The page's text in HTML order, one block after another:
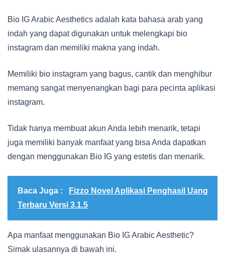
Bio IG Arabic Aesthetics adalah kata bahasa arab yang
indah yang dapat digunakan untuk melengkapi bio
instagram dan memiliki makna yang indah.
Memiliki bio instagram yang bagus, cantik dan menghibur
memang sangat menyenangkan bagi para pecinta aplikasi
instagram.
Tidak hanya membuat akun Anda lebih menarik, tetapi
juga memiliki banyak manfaat yang bisa Anda dapatkan
dengan menggunakan Bio IG yang estetis dan menarik.
Baca Juga :
Fizzo Novel Aplikasi Penghasil Uang
Terbaru Versi 3.1.5
Apa manfaat menggunakan Bio IG Arabic Aesthetic?
Simak ulasannya di bawah ini.